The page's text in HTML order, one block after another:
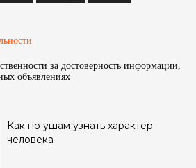
за достоверность информации,
объявленияx
Как по ушам узнать характер
человека